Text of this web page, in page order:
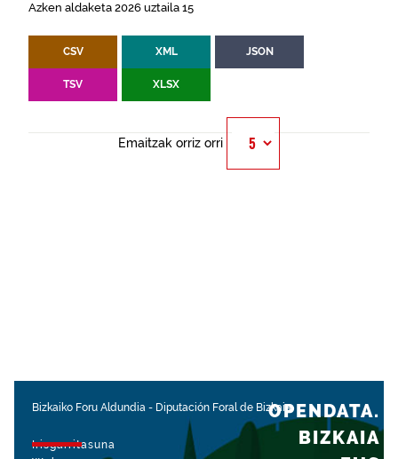
Azken aldaketa 2026 uztaila 15
CSV XML JSON
TSV XLSX
Emaitzak orriz orri
Bizkaiko Foru Aldundia - Diputación Foral de Bizkaia
Irisgarritasuna
OPENDATA.
BIZKAIA